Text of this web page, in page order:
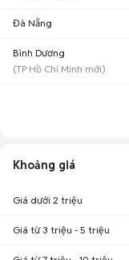
Đà Nẵng
Bình Dương
(TP Hồ Chí Minh mới)
Khoảng giá
Giá dưới 2 triệu
Giá từ 3 triệu - 5 triệu